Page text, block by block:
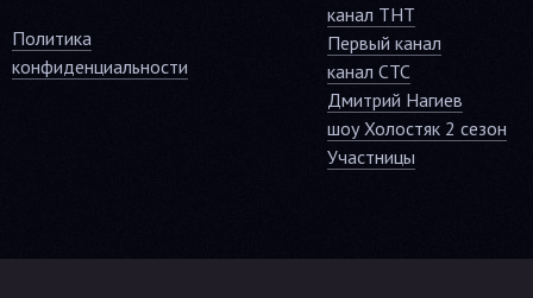
Политика
конфиденциальности
канал ТНТ
Первый канал
канал СТС
Дмитрий Нагиев
шоу Холостяк 2 сезон
Участницы